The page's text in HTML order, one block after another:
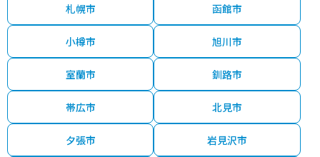
札幌市 函館市
小樽市 旭川市
室蘭市 釧路市
帯広市 北見市
夕張市 岩見沢市